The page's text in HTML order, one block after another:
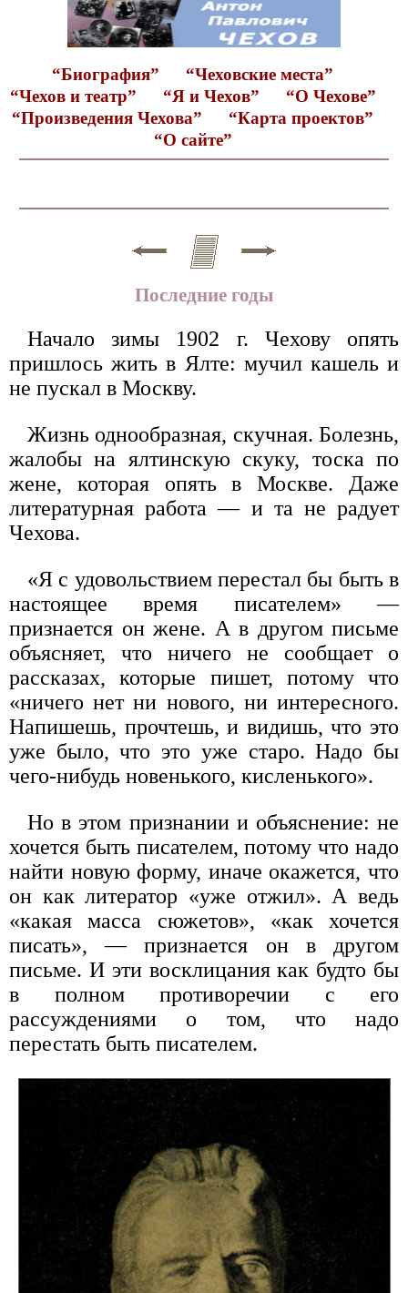
“Биография”
“Чеховские места”
“Чехов и театр”
“Я и Чехов”
“О Чехове”
“Произведения Чехова”
“Карта проектов”
“О сайте”
Последние годы
Начало зимы 1902 г. Чехову опять
пришлось жить в Ялте: мучил кашель и
не пускал в Москву.
Жизнь однообразная, скучная. Болезнь,
жалобы на ялтинскую скуку, тоска по
жене, которая опять в Москве. Даже
литературная работа — и та не радует
Чехова.
«Я с удовольствием перестал бы быть в
настоящее время писателем» —
признается он жене. А в другом письме
объясняет, что ничего не сообщает о
рассказах, которые пишет, потому что
«ничего нет ни нового, ни интересного.
Напишешь, прочтешь, и видишь, что это
уже было, что это уже старо. Надо бы
чего-нибудь новенького, кисленького».
Но в этом признании и объяснение: не
хочется быть писателем, потому что надо
найти новую форму, иначе окажется, что
он как литератор «уже отжил». А ведь
«какая масса сюжетов», «как хочется
писать», — признается он в другом
письме. И эти восклицания как будто бы
в полном противоречии с его
рассуждениями о том, что надо
перестать быть писателем.